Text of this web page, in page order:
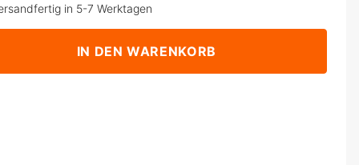
in 5-7 Werktagen
IN DEN WARENKORB